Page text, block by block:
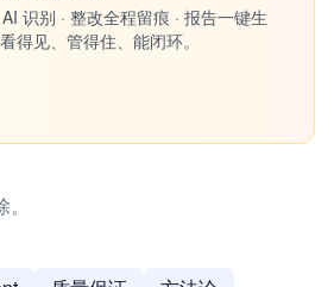
识别 · 整改全程留痕 · 报告一键生
得见、管得住、能闭环。